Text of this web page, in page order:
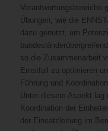
Verantwortungsbereiche
Übungen, wie die
dazu genutzt, um
so die Zusammenarbeit
Ernstfall zu optimieren
Führung und Koordination
Unter diesem Aspekt
Koordination der
der Einsatzleitung im